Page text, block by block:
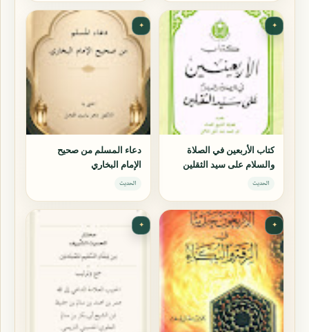
✦
كتاب الأربعين في الصلاة
والسلام على سيد الثقلين
الحديث
✦
دعاء المسلم من صحيح
الإمام البخاري
الحديث
✦
✦